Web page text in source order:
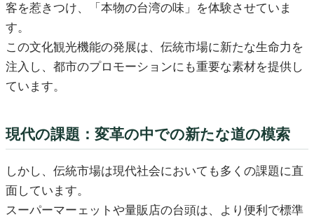
客を惹きつけ、「本物の台湾の味」を体験させていま
す。
この文化観光機能の発展は、伝統市場に新たな生命力を
注入し、都市のプロモーションにも重要な素材を提供し
ています。
現代の課題：変革の中での新たな道の模索
しかし、伝統市場は現代社会においても多くの課題に直
面しています。
スーパーマーェットや量販店の台頭は、より便利で標準